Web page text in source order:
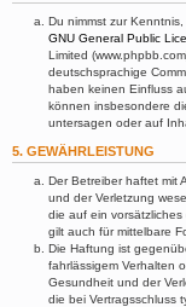
Du nimmst zur
GNU General Public
Limited
deutschsprachige
haben keinen Einfluss
können insbesondere
untersagen oder auf
5. GEWÄHRLEISTUNG
Der Betreiber haftet mit
und der Verletzung
die auf ein
gilt auch für mittelbare
Die Haftung ist
fahrlässigem Verhalten
Gesundheit und der
die bei Vertragsschluss